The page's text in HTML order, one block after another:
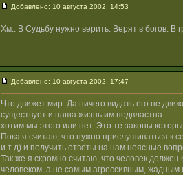
Добавлено: 10 августа 2002, 14:53
Хм.. В Судьбу нужно верить. Верят в богов. В
Добавлено: 10 августа 2002, 17:47
Что движет мир. Да ничего видать его не
существует и наша жизнь им подвластна
хотим мы этого или нет. Это те законы
Пока я считаю, что нужно прислушиваться к
и т д) и получить ответы на нам неясные
Так же я скромно считаю, что человек должен
человеком, а не самым агрессивным,